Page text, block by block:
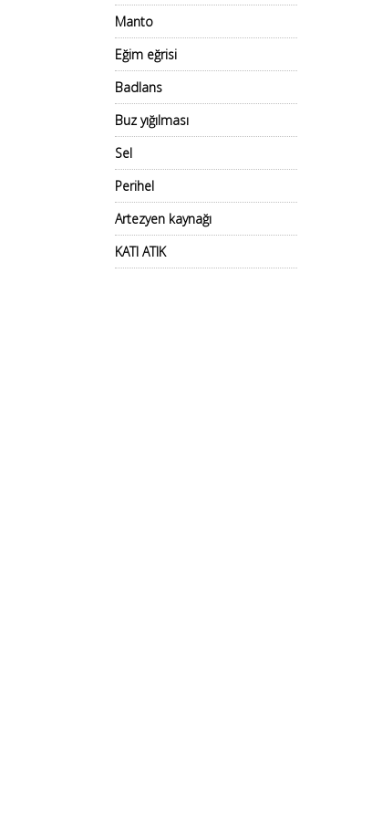
Manto
Eğim eğrisi
Badlans
Buz yığılması
Sel
Perihel
Artezyen kaynağı
KATI ATIK